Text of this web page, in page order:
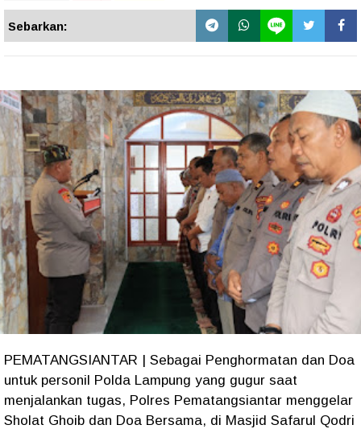
Sebarkan:
PEMATANGSIANTAR | Sebagai Penghormatan dan Doa
untuk personil Polda Lampung yang gugur saat
menjalankan tugas, Polres Pematangsiantar menggelar
Sholat Ghoib dan Doa Bersama, di Masjid Safarul Qodri